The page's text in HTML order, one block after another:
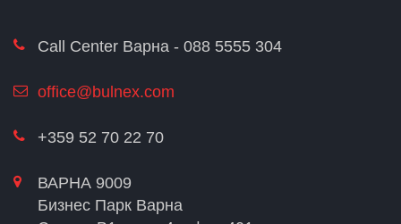
Call Center Варна - 088 5555 304
office@bulnex.com
+359 52 70 22 70
ВАРНА 9009
Бизнес Парк Варна